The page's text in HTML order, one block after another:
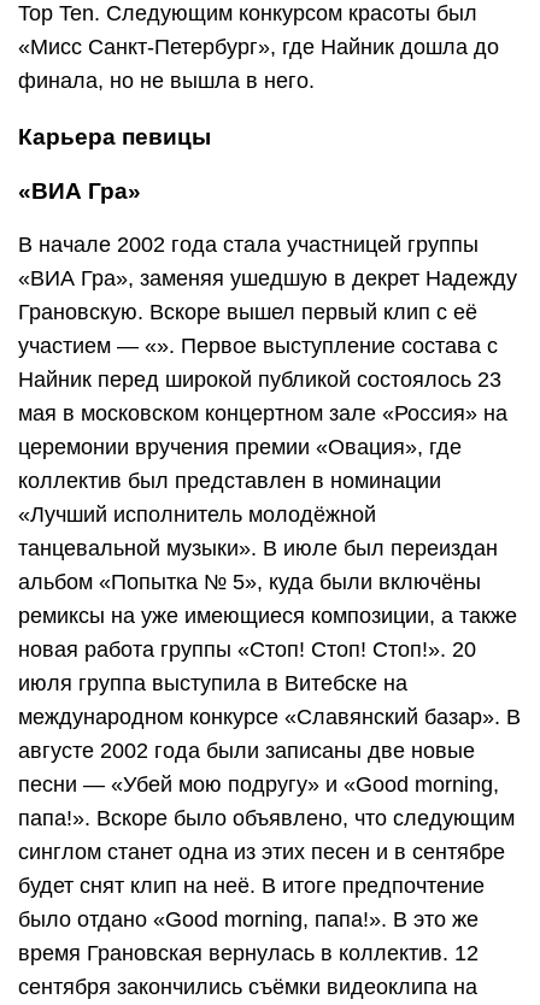
Top Ten. Следующим конкурсом красоты был
«Мисс Санкт-Петербург», где Найник дошла до
финала, но не вышла в него.
Карьера певицы
«ВИА Гра»
В начале 2002 года стала участницей группы
«ВИА Гра», заменяя ушедшую в декрет Надежду
Грановскую. Вскоре вышел первый клип с её
участием — «». Первое выступление состава с
Найник перед широкой публикой состоялось 23
мая в московском концертном зале «Россия» на
церемонии вручения премии «Овация», где
коллектив был представлен в номинации
«Лучший исполнитель молодёжной
танцевальной музыки». В июле был переиздан
альбом «Попытка № 5», куда были включёны
ремиксы на уже имеющиеся композиции, а также
новая работа группы «Стоп! Стоп! Стоп!». 20
июля группа выступила в Витебске на
международном конкурсе «Славянский базар». В
августе 2002 года были записаны две новые
песни — «Убей мою подругу» и «Good morning,
папа!». Вскоре было объявлено, что следующим
синглом станет одна из этих песен и в сентябре
будет снят клип на неё. В итоге предпочтение
было отдано «Good morning, папа!». В это же
время Грановская вернулась в коллектив. 12
сентября закончились съёмки видеоклипа на